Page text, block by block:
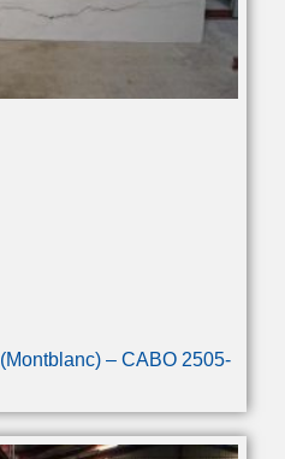
– CABO 2505-